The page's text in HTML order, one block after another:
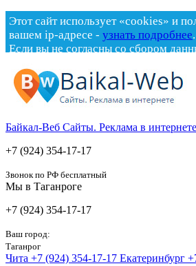
Этот сайт использует «cookies» и
вашем ip-адресе - узнать подробнее.
Если вы не согласны со сбором
Байкал-Веб Сайты. Реклама в интернете
+7 (924) 354-17-17
Звонок по РФ бесплатный
Мы в Таганроге
+7 (924) 354-17-17
Ваш город:
Таганрог
Чита +7 (924) 354-17-17 Екатеринбург